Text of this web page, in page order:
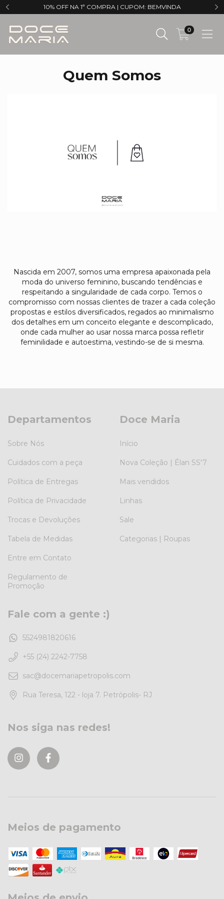
10% OFF NA 1ª COMPRA | CUPOM: BEMVINDA
0
Quem Somos
Nascida em 2007, somos uma empresa apaixonada pela
moda do universo feminino, buscando tendências e
respeitando a singularidade de cada corpo. Temos o
compromisso com nossas clientes de trazer a cada coleção
propostas e estilos diversificados, regados ao minimalismo
dos detalhes em um conceito elegante e descomplicado,
onde cada mulher ao usar nossa marca possa refletir
feminilidade e autoestima, vestindo-se de si mesma.
Departamentos
Sobre Nós
Cuidados com a peça
Política de Entregas
Política de Privacidade
Trocas e Devoluções
Tabela de Medidas
Entre em Contato
Regulamento de
Promoção
Doce Maria
Início
Nova Coleção | Élan SS'7
Mais vendidos
Linhas
Sale
Categorias | Roupas
Fale com a gente :)
5524981820616
+55 (24) 2242-7758
sac@docemariapetropolis.com
Rua Teresa, 122 - loja 7. Petrópolis- RJ
Nos siga nas redes!
Meios de pagamento